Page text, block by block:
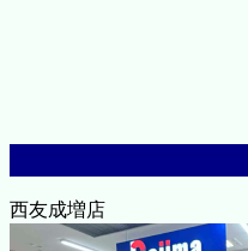
西友成増店